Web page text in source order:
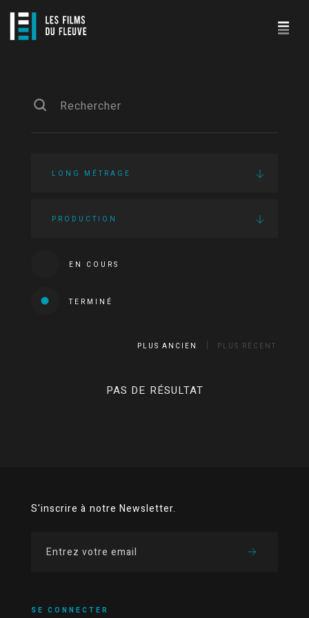
LONG MÉTRAGE
PRODUCTION
EN COURS
TERMINÉ
PLUS ANCIEN PLUS RÉCENT
PAS DE RÉSULTAT
S'inscrire à notre Newsletter.
SE CONNECTER